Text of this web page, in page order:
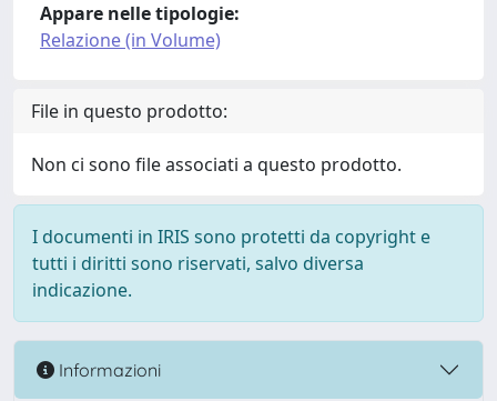
Appare nelle tipologie:
Relazione (in Volume)
File in questo prodotto:
Non ci sono file associati a questo prodotto.
I documenti in IRIS sono protetti da copyright e
tutti i diritti sono riservati, salvo diversa
indicazione.
Informazioni